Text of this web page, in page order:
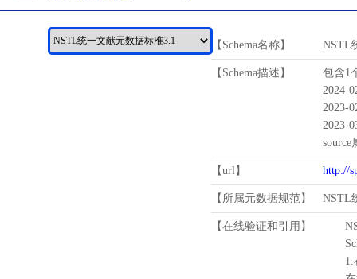
【Schema名称】 NSTL
【Schema描述】
包含1
2024-
2023-
2023-
source
【url】 http://
【所属元数据规范】 NSTL
【在线验证和引用】
1.